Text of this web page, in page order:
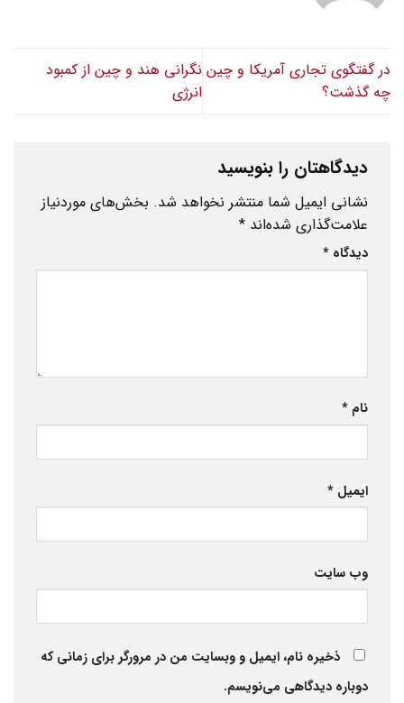
در گفتگوی تجاری آمریکا و چین
چه گذشت؟
نگرانی هند و چین از کمبود
انرژی
دیدگاهتان را بنویسید
نشانی ایمیل شما منتشر نخواهد شد. بخش‌های موردنیاز
علامت‌گذاری شده‌اند *
دیدگاه *
نام *
ایمیل *
وب‌ سایت
ذخیره نام، ایمیل و وبسایت من در مرورگر برای زمانی که
دوباره دیدگاهی می‌نویسم.